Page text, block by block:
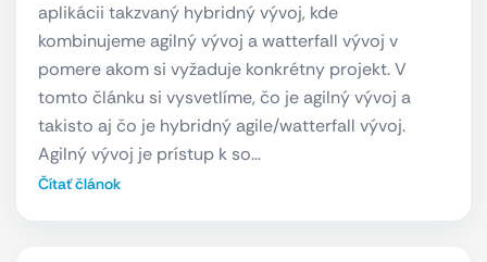
aplikácii takzvaný hybridný vývoj, kde
kombinujeme agilný vývoj a watterfall vývoj v
pomere akom si vyžaduje konkrétny projekt. V
tomto článku si vysvetlíme, čo je agilný vývoj a
takisto aj čo je hybridný agile/watterfall vývoj.
Agilný vývoj je prístup k so…
Čítať článok